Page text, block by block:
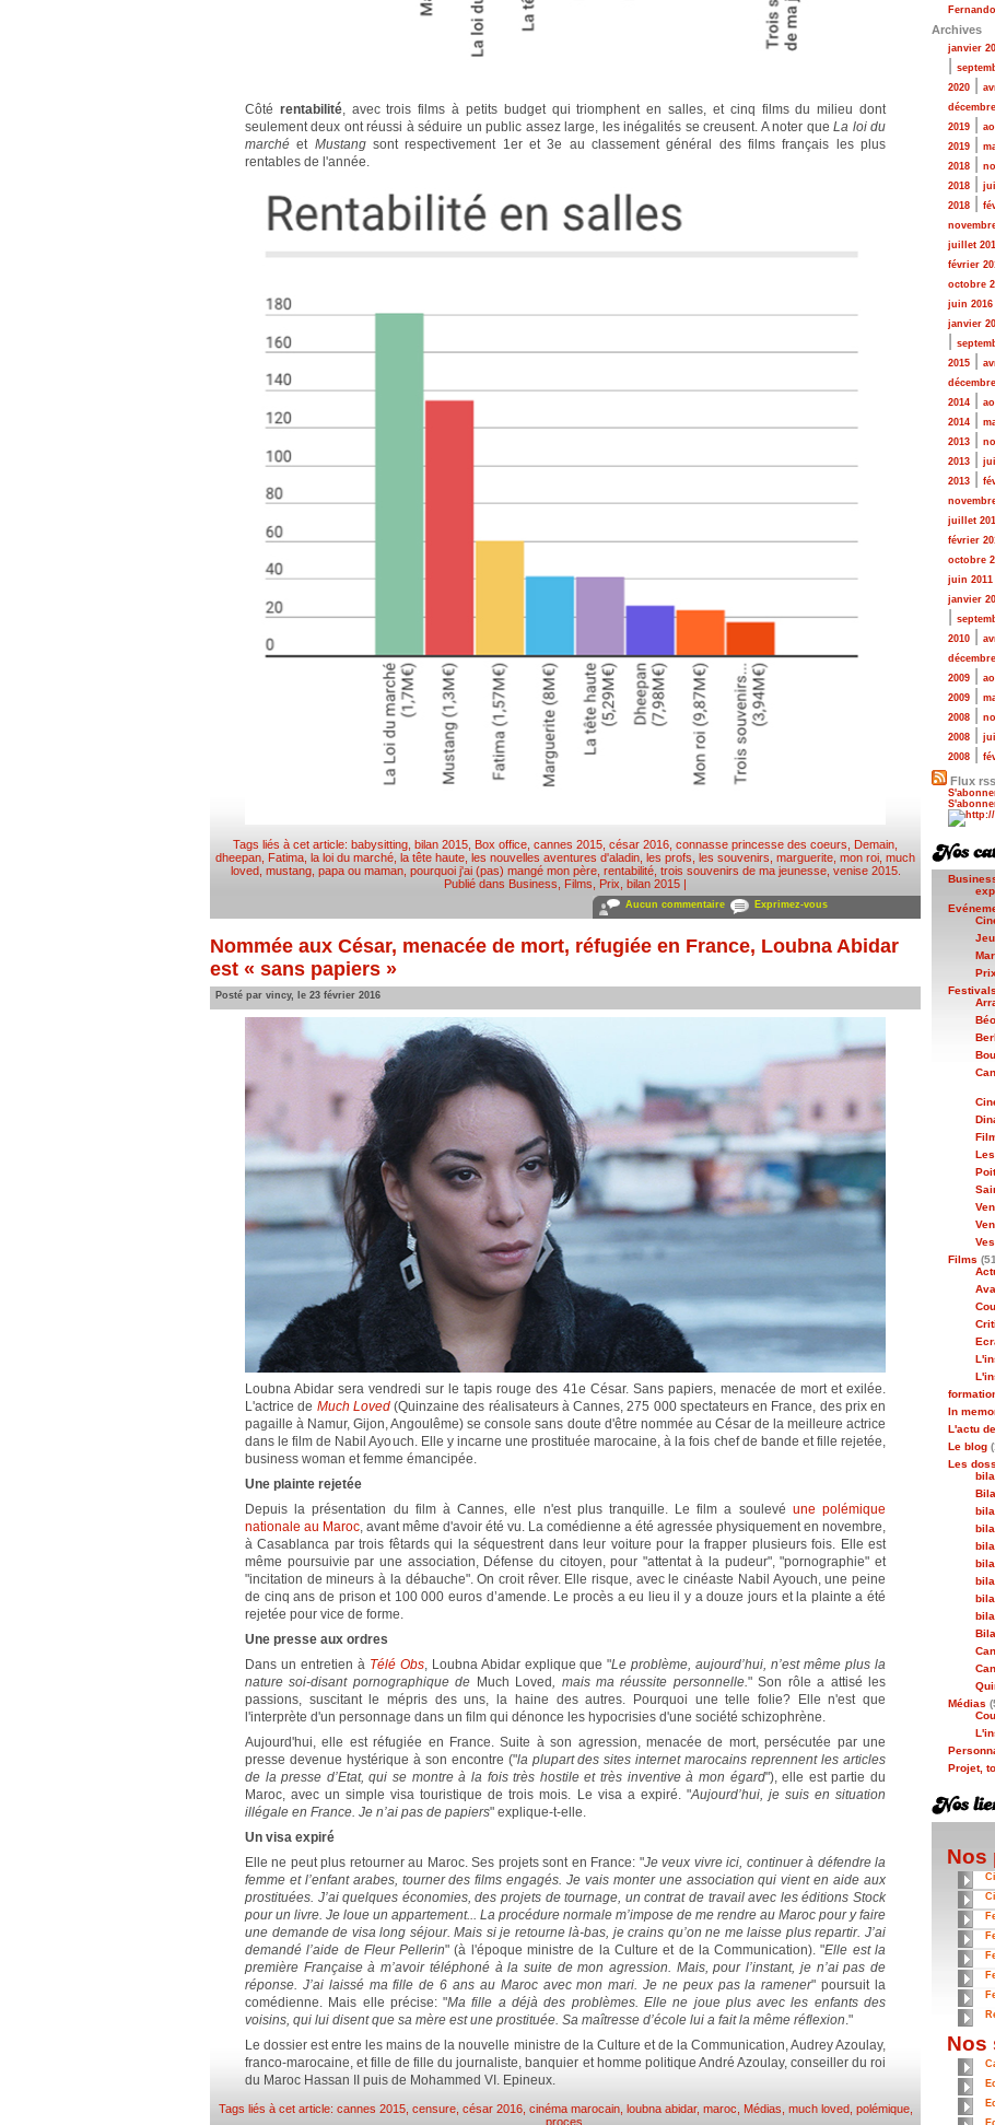
Côté rentabilité, avec trois films à petits budget qui triomphent en salles, et cinq films du milieu dont
seulement deux ont réussi à séduire un public assez large, les inégalités se creusent. A noter queLa loi du
marché et Mustangsont respectivement 1er et 3e au classement général des films français les plus
rentables de l'année.
Tags liés à cet article: babysitting bilan 2015 Box office cannes 2015 césar 2016 connasse princesse des coeurs Demain
dheepan Fatima la loi du marché la tête haute les nouvelles aventures d'aladin les profs les souvenirs marguerite mon roi much
loved, mustang, papa ou maman, pourquoi j'ai (pas) mangé mon père, rentabilité, trois souvenirs de ma jeunesse, venise 2015.
Publié dans Business Films Prix bilan 2015 |
Aucun commentaire Exprimez-vous
Nommée aux César, menacée de mort, réfugiée en France, Loubna Abidar
est « sans papiers »
Posté par vincy, le 23 février 2016
Loubna Abidar sera vendredi sur le tapis rouge des 41e César. Sans papiers, menacée de mort et exilée.
L'actrice de Much Loved(Quinzaine des réalisateurs à Cannes, 275 000 spectateurs en France, des prix en
pagaille à Namur, Gijon, Angoulême) se console sans doute d'être nommée au César de la meilleure actrice
dans le film de Nabil Ayouch. Elle y incarne une prostituée marocaine, à la fois chef de bande et fille rejetée,
business woman et femme émancipée.
Une plainte rejetée
Depuis la présentation du film à Cannes, elle n'est plus tranquille. Le film a soulevé une polémique
nationale au Maroc, avant même d'avoir été vu. La comédienne a été agressée physiquement en novembre,
à Casablanca par trois fêtards qui la séquestrent dans leur voiture pour la frapper plusieurs fois. Elle est
même poursuivie par une association, Défense du citoyen, pour "attentat à la pudeur", "pornographie" et
"incitation de mineurs à la débauche". On croit rêver. Elle risque, avec le cinéaste Nabil Ayouch, une peine
de cinq ans de prison et 100 000 euros d’amende. Le procès a eu lieu il y a douze jours et la plainte a été
rejetée pour vice de forme.
Une presse aux ordres
Dans un entretien à Télé Obs, Loubna Abidar explique que "Le problème, aujourd’hui, n’est même plus la
nature soi-disant pornographique de Much Loved, mais ma réussite personnelle." Son rôle a attisé les
passions, suscitant le mépris des uns, la haine des autres. Pourquoi une telle folie? Elle n'est que
l'interprète d'un personnage dans un film qui dénonce les hypocrisies d'une société schizophrène.
Aujourd'hui, elle est réfugiée en France. Suite à son agression, menacée de mort, persécutée par une
presse devenue hystérique à son encontre ("la plupart des sites internet marocains reprennent les articles
de la presse d’Etat, qui se montre à la fois très hostile et très inventive à mon égard"), elle est partie du
Maroc, avec un simple visa touristique de trois mois. Le visa a expiré. "Aujourd’hui, je suis en situation
illégale en France. Je n’ai pas de papiers" explique-t-elle.
Un visa expiré
Elle ne peut plus retourner au Maroc. Ses projets sont en France: "Je veux vivre ici, continuer à défendre la
femme et l’enfant arabes, tourner des films engagés. Je vais monter une association qui vient en aide aux
prostituées. J’ai quelques économies, des projets de tournage, un contrat de travail avec les éditions Stock
pour un livre. Je loue un appartement... La procédure normale m’impose de me rendre au Maroc pour y faire
une demande de visa long séjour. Mais si je retourne là-bas, je crains qu’on ne me laisse plus repartir. J’ai
demandé l’aide de Fleur Pellerin" (à l'époque ministre de la Culture et de la Communication). "Elle est la
première Française à m’avoir téléphoné à la suite de mon agression. Mais, pour l’instant, je n’ai pas de
réponse. J’ai laissé ma fille de 6 ans au Maroc avec mon mari. Je ne peux pas la ramener" poursuit la
comédienne. Mais elle précise: "Ma fille a déjà des problèmes. Elle ne joue plus avec les enfants des
voisins, qui lui disent que sa mère est une prostituée. Sa maîtresse d’école lui a fait la même réflexion."
Le dossier est entre les mains de la nouvelle ministre de la Culture et de la Communication, Audrey Azoulay,
franco-marocaine, et fille de fille du journaliste, banquier et homme politique André Azoulay, conseiller du roi
du Maroc Hassan II puis de Mohammed VI. Epineux.
Tags liés à cet article: cannes 2015, censure, césar 2016, cinéma marocain, loubna abidar, maroc Médias much loved, polémique,
proces
Archives
janvier
2020
2019
2019
2018
2018
2018
juillet
février
octobre
juin 2016
janvier
2015
2014
2014
2013
2013
2013
juillet
février
octobre
juin 2011
janvier
2010
2009
2009
2008
2008
2008
Flux rss
Prix
Festivals
Films
In
L'actu
Le blog
Les
Médias
Projet,
Nos
Nos